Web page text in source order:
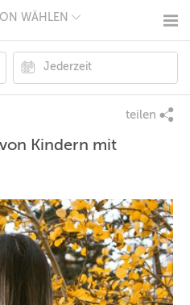
WÄHLEN
teilen
Kindern mit